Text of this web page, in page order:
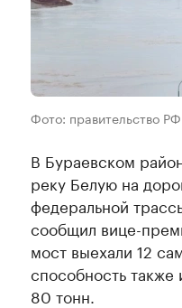
Фото: правительство РФ
В Бураевском
реку Белую на
федеральной
сообщил вице-
мост выехали 12
способность
80 тонн.